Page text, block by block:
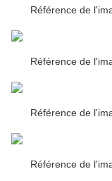
Référence de
Référence de
Référence de
Référence de